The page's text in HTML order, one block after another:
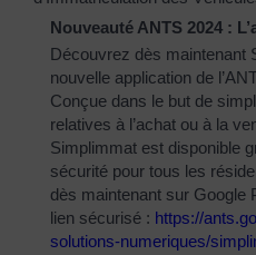
Nouveauté ANTS 2024 :
Découvrez dès maintenant
nouvelle application de
Conçue dans le but de
relatives à l’achat ou à la
Simplimmat est disponible
sécurité pour tous les
dès maintenant sur Google
lien sécurisé : https://
solutions-numeriques/